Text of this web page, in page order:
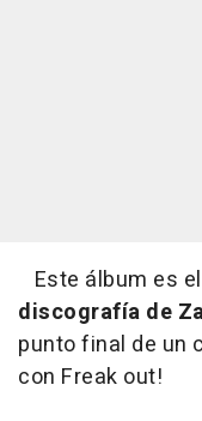
Este álbum es el
discografía de
punto final de un
con Freak out!